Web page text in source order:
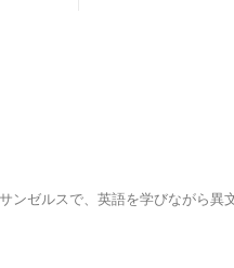
ンゼルスで、英語を学びながら